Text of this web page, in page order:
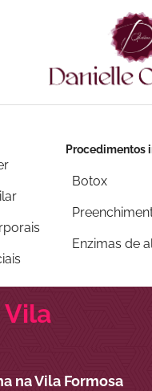
Procedimentos
Botox
Enzimas de
Vila
na Vila Formosa